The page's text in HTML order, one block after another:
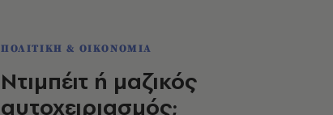
ΠΟΛΙΤΙΚΗ & ΟΙΚΟΝΟΜΙΑ
Ντιμπέιτ ή μαζικός
αυτοχειριασμός;